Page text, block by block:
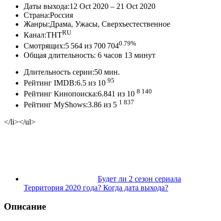
Даты выхода:12 Oct 2020 – 21 Oct 2020
Страна:Россия
Жанры:Драма, Ужасы, Сверхъестественное
Канал:ТНТRU
Смотрящих:5 564 из 700 7040.79%
Общая длительность: 6 часов 13 минут
Длительность серии:50 мин.
Рейтинг IMDB:6.5 из 10 95
Рейтинг Кинопоиска:6.841 из 10 8 140
Рейтинг MyShows:3.86 из 5 1 837
</li></ul>
Будет ли 2 сезон сериала
Территория 2020 года? Когда дата выхода?
Описание